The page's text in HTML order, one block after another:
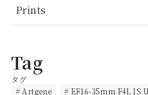
Prints
Tag
タグ
Artgene EF16-35mm F4L IS